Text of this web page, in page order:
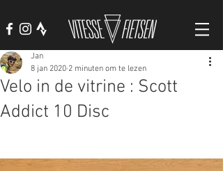
Velo in de vitrine : Scott
Addict 10 Disc
Jan
8 jan 2020 2 minuten om te lezen